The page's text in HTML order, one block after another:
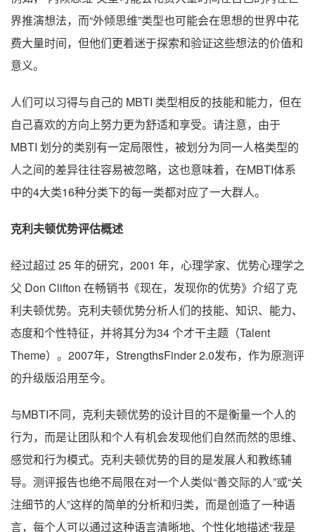
界推演想法，而“外倾思维”类型也可能会在思想的世界中花
费大量时间，但他们更着迷于探索和验证这些想法的价值和
意义。
人们可以习得与自己的 MBTI 类型相反的技能和能力，但在
自己喜欢的方向上努力更为舒适和享受。请注意，由于
MBTI 划分的类别有一定局限性，被划分为同一人格类型的
人之间的差异往往容易被忽略，这也意味着，在MBTI体系
中的4大类16种分类下的每一类都对应了一大群人。
克利夫顿优势评估概述
经过超过 25 年的研究，2001 年，心理学家、优势心理学之
父 Don Clifton 在畅销书《现在，发现你的优势》介绍了克
利夫顿优势。克利夫顿优势分析人们的技能、知识、能力、
态度和个性特征，并将其分为34 个才干主题（Talent
Theme）。2007年，StrengthsFinder 2.0发布，作为原测评
的升级版沿用至今。
与MBTI不同，克利夫顿优势的设计目的不是衡量一个人的
行为，而是让团队和个人有机会发现他们自然而然的思维、
感觉和行为模式。克利夫顿优势的目的是发展人和教练辅
导。测评报告也绝不局限在对一个人类似“善交际的人”或“关
注细节的人”这样的简单的分析和归类，而是创造了一种语
言，每个人可以通过这种语言清晰地、个性化地描述“我是